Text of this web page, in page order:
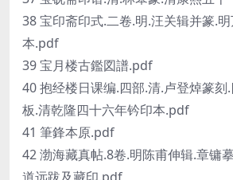
38 宝印斋印式.二卷.明.汪关辑并篆.
本.pdf
39 宝月楼古鑑図譜.pdf
40 抱经楼日课编.四部.清.卢登焯篆刻
板.清乾隆四十六年钤印本.pdf
41 筆鋒本原.pdf
42 渤海藏真帖.8卷.明陈甫伸辑.章镛